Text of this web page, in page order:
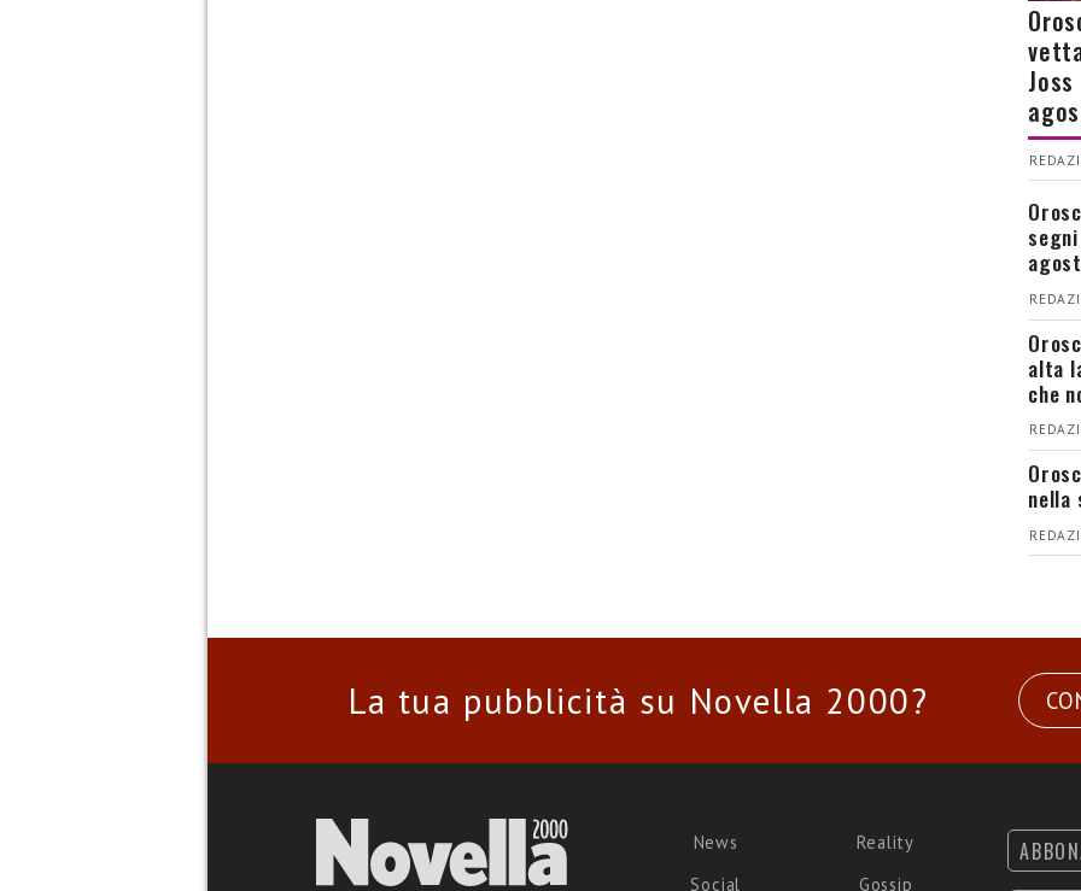
alta
che
nella
La tua pubblicità su Novella 2000?
News
Reality
Social
Gossip